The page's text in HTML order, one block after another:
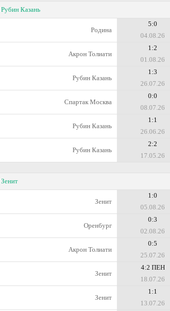
Рубин Казань
Родина
5:0
04.08.26
Акрон Толиати
1:2
01.08.26
Рубин Казань
1:3
26.07.26
Спартак Москва
0:0
08.07.26
Рубин Казань
1:1
26.06.26
Рубин Казань
2:2
17.05.26
Зенит
Зенит
1:0
05.08.26
Оренбург
0:3
02.08.26
Акрон Толиати
0:5
25.07.26
Зенит
4:2 ПЕН
18.07.26
Зенит
1:1
13.07.26